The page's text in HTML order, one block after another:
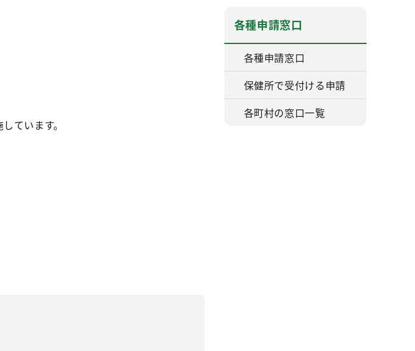
ています。
各種申請窓口
各種申請窓口
保健所で受付ける申請
各町村の窓口一覧